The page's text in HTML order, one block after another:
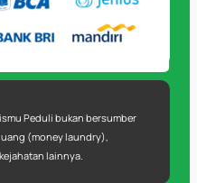
Peduli bukan bersumber
(money laundry),
lainnya.